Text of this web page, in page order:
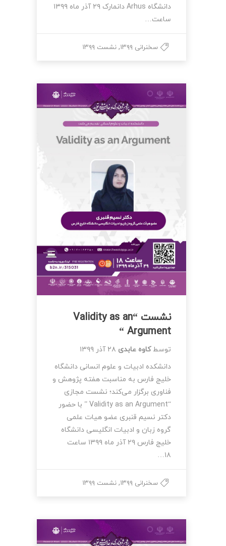
دانشگاه Arhus دانمارک ۲۹ آذر ماه ۱۳۹۹
ساعت…
سخنرانی ۱۳۹۹ , نشست ۱۳۹۹
نشست “Validity as an
Argument “
توسطکاوه عابدی ۲۸ آذر ۱۳۹۹
دانشکده ادبیات و علوم انسانی دانشگاه
خلیج فارس به مناسبت هفته پژوهش و
فناوری برگزار می‌کند؛ نشست مجازی
“Validity as an Argument ” با حضور
دکتر نسیم قنبری عضو هیات علمی
گروه زبان و ادبیات انگلیسی دانشگاه
خلیج فارس ۲۹ آذر ماه ۱۳۹۹ ساعت
۱۸…
سخنرانی ۱۳۹۹ , نشست ۱۳۹۹